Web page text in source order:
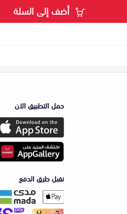
أضف إلى السلة
حمل التطبيق الان
نقبل طرق الدفع